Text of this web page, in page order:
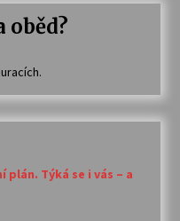
oběd?
plán. Týká se i vás – a